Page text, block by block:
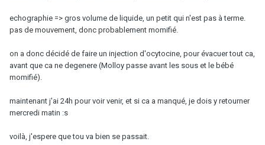
echographie => gros volume de liquide, un petit qui n'est pas à terme.
pas de mouvement, donc probablement momifié.
on a donc décidé de faire un injection d'ocytocine, pour évacuer tout ca,
avant que ca ne degenere (Molloy passe avant les sous et le bébé
momifié).
maintenant j'ai 24h pour voir venir, et si ca a manqué, je dois y retourner
mercredi matin :s
voilà, j'espere que tou va bien se passait.